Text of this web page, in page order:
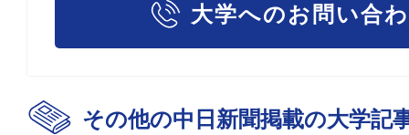
大学へのお問い合
その他の中日新聞掲載の大学記